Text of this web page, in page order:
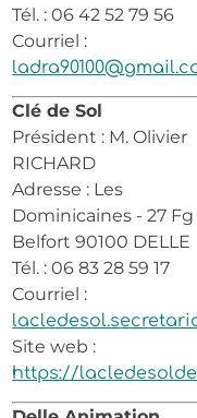
Tél. : 06 42 52 79 56
Courriel :
Clé de Sol
Président : M. Olivier
RICHARD
Adresse : Les
Dominicaines - 27
Belfort 90100 DELLE
Tél. : 06 83 28 59 17
Courriel :
Site web :
https://